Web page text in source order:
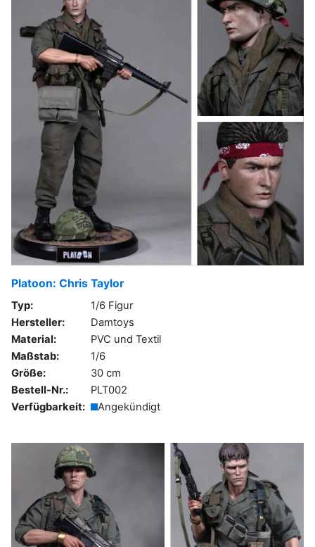
Platoon: Chris Taylor
Typ:
1/6 Figur
Hersteller:
Damtoys
Material:
PVC und Textil
Maßstab:
1/6
Größe:
30 cm
Bestell-Nr.:
PLT002
Verfügbarkeit:
Angekündigt